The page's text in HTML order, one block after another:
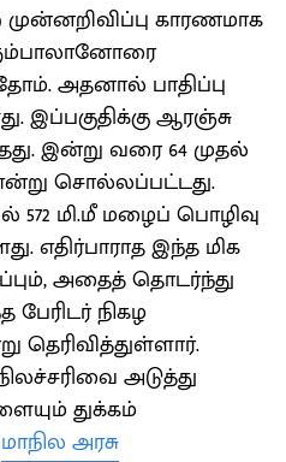
காரணமாக
அதனால் பாதிப்பு
இப்பகுதிக்கு ஆரஞ்சு
இன்று வரை 64 முதல்
சொல்லப்பட்டது.
மி.மீ மழைப் பொழிவு
எதிர்பாராத இந்த மிக
அதைத் தொடர்ந்து
பேரிடர் நிகழ
தெரிவித்துள்ளார்.
அடுத்து
துக்கம்
மாநில அரசு